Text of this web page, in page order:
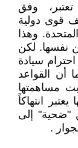
تعتبر، وفق
قوى دولية
وهذا
نفسها. لكن
سيادة
أن القواعد
مساهمتها
انتهاكاً
"ضحية" إلى
.